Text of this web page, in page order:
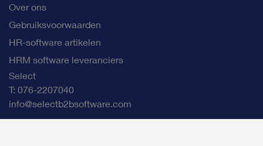
Over ons
Gebruiksvoorwaarden
HR-software artikelen
HRM software leveranciers
Select
T: 076-2207040
info@selectb2bsoftware.com